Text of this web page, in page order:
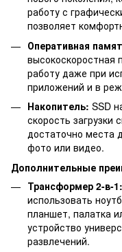
работу с
позволяет
Оперативная
высокоскоростная
работу даже при
приложений и в
Накопитель: SSD
скорость
достаточно места
фото или видео.
Дополнительные
Трансформер 2-в-1:
использовать
планшет, палатка
устройство
развлечений.